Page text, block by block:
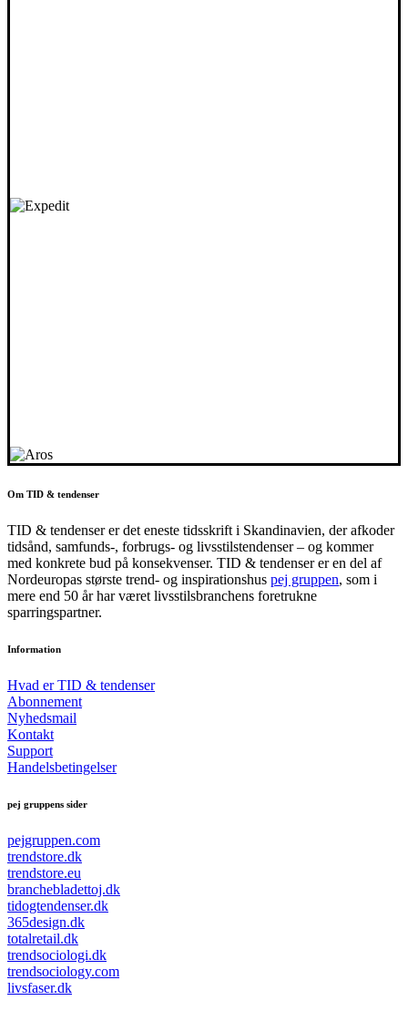
Om TID & tendenser
TID & tendenser er det eneste tidsskrift i Skandinavien, der afkoder
tidsånd, samfunds-, forbrugs- og livsstilstendenser – og kommer
med konkrete bud på konsekvenser. TID & tendenser er en del af
Nordeuropas største trend- og inspirationshus pej gruppen, som i
mere end 50 år har været livsstilsbranchens foretrukne
sparringspartner.
Information
Hvad er TID & tendenser
Abonnement
Nyhedsmail
Kontakt
Support
Handelsbetingelser
pej gruppens sider
pejgruppen.com
trendstore.dk
trendstore.eu
branchebladettoj.dk
tidogtendenser.dk
365design.dk
totalretail.dk
trendsociologi.dk
trendsociology.com
livsfaser.dk